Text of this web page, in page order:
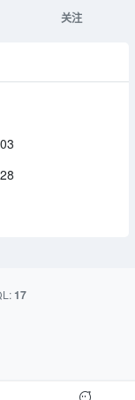
关注
17